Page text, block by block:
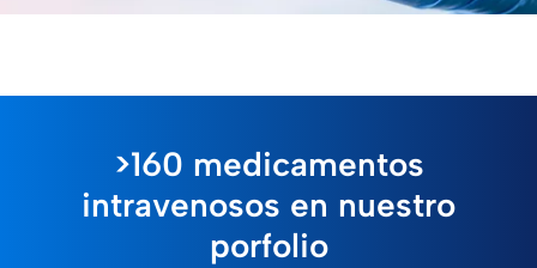
>160 medicamentos
intravenosos en nuestro
porfolio